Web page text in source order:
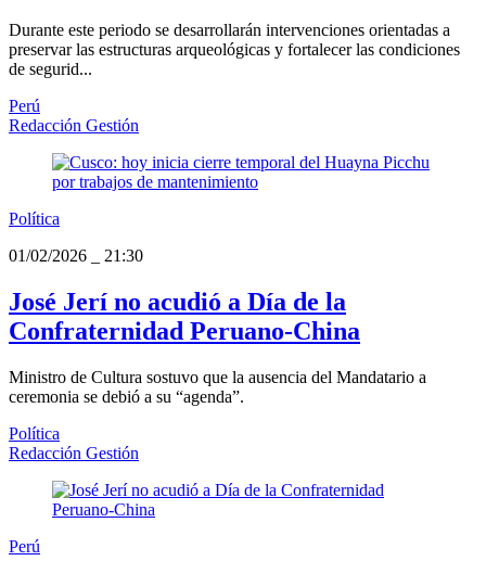
Durante este periodo se desarrollarán intervenciones orientadas a
preservar las estructuras arqueológicas y fortalecer las condiciones
de segurid...
Perú
Redacción Gestión
Política
01/02/2026
21:30
José Jerí no acudió a Día de la
Confraternidad Peruano-China
Ministro de Cultura sostuvo que la ausencia del Mandatario a
ceremonia se debió a su “agenda”.
Política
Redacción Gestión
Perú